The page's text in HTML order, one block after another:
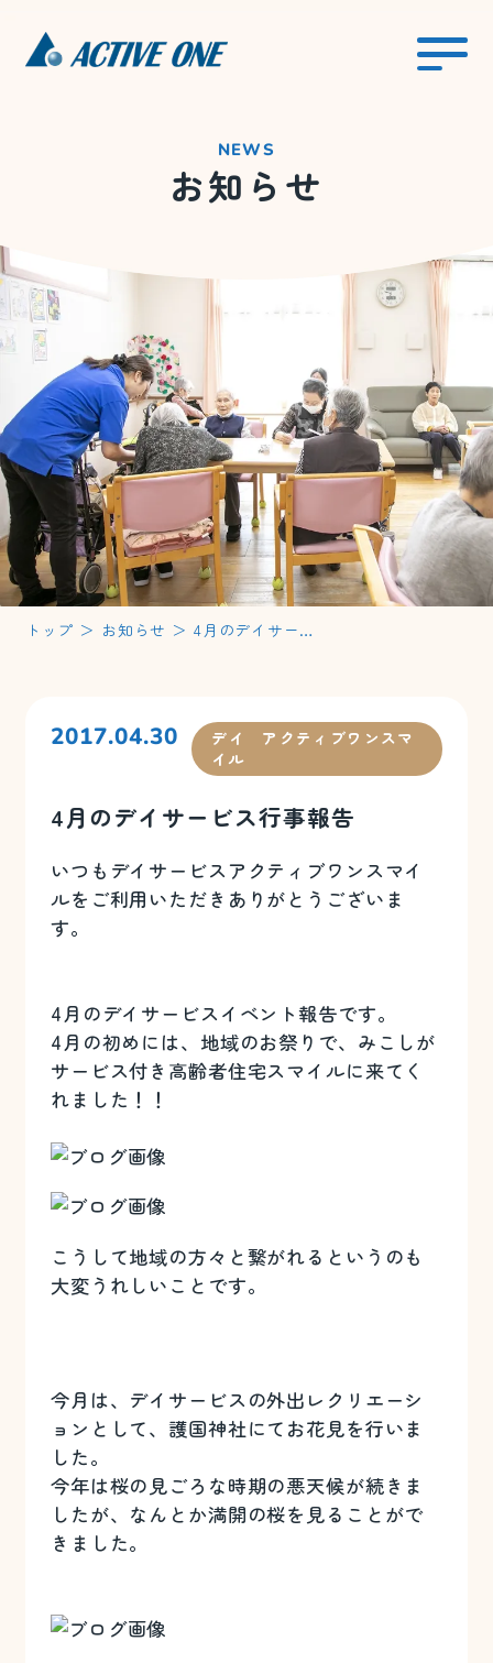
NEWS
お知らせ
トップ ＞ お知らせ ＞ 4月のデイサービス行事報告
2017.04.30
デイ アクティブワンスマ
イル
4月のデイサービス行事報告
いつもデイサービスアクティブワンスマイ
ルをご利用いただきありがとうございま
す。
4月のデイサービスイベント報告です。
4月の初めには、地域のお祭りで、みこしが
サービス付き高齢者住宅スマイルに来てく
れました！！
こうして地域の方々と繋がれるというのも
大変うれしいことです。
今月は、デイサービスの外出レクリエーシ
ョンとして、護国神社にてお花見を行いま
した。
今年は桜の見ごろな時期の悪天候が続きま
したが、なんとか満開の桜を見ることがで
きました。